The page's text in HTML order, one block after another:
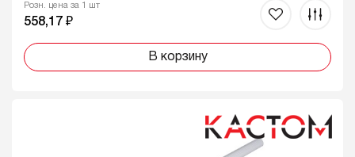
Розн. цена за 1 шт
558,17 ₽
В корзину